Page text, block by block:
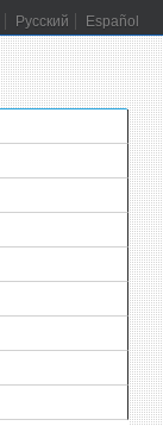
Русский Español